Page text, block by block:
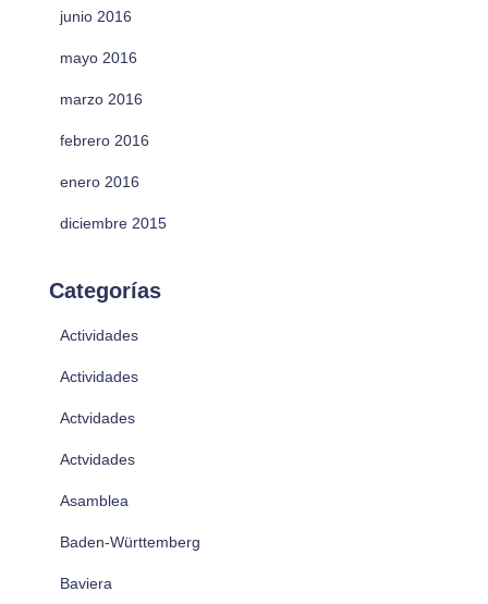
junio 2016
mayo 2016
marzo 2016
febrero 2016
enero 2016
diciembre 2015
Categorías
Actividades
Actividades
Actvidades
Actvidades
Asamblea
Baden-Württemberg
Baviera